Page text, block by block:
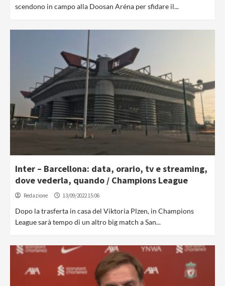
scendono in campo alla Doosan Aréna per sfidare il...
Inter – Barcellona: data, orario, tv e streaming,
dove vederla, quando / Champions League
Redazione 13/09/2022 15:06
Dopo la trasferta in casa del Viktoria Plzen, in Champions
League sarà tempo di un altro big match a San...